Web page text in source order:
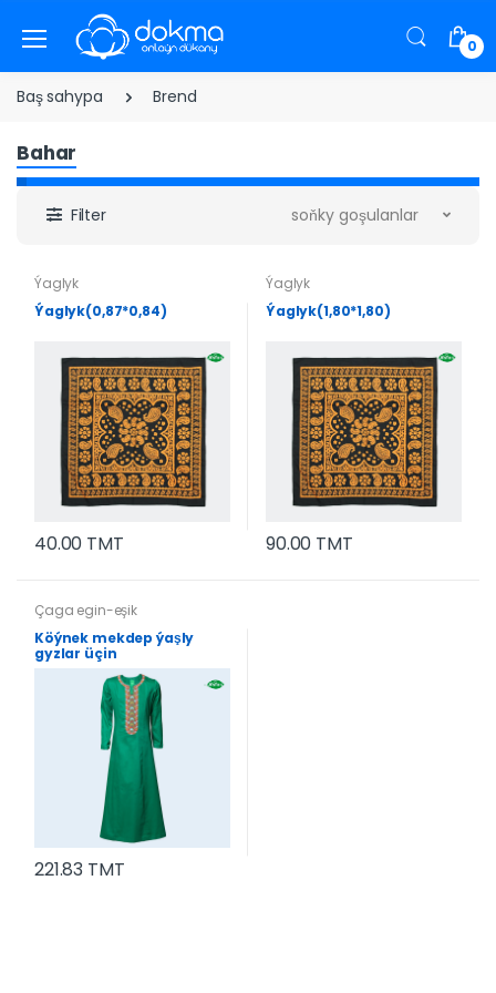
0
Baş sahypa Brend
Bahar
Filter soňky goşulanlar
Ýaglyk
Ýaglyk(0,87*0,84)
40.00 TMT
Ýaglyk
Ýaglyk(1,80*1,80)
90.00 TMT
Çaga egin-eşik
Köýnek mekdep ýaşly
gyzlar üçin
221.83 TMT